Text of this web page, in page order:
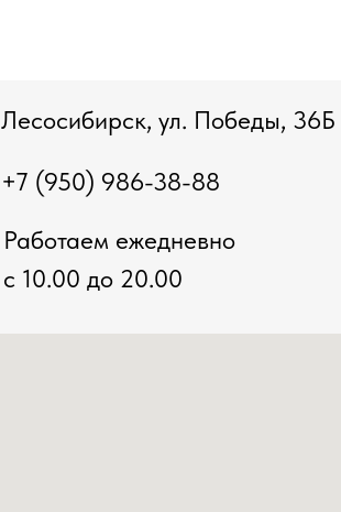
Лесосибирск, ул. Победы, 36Б
+7 (950) 986-38-88
Работаем ежедневно
с 10.00 до 20.00